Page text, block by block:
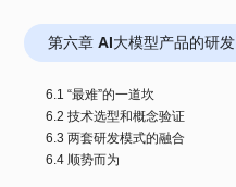
第六章 AI大模型产品的研发
6.1 “最难”的一道坎
6.2 技术选型和概念验证
6.3 两套研发模式的融合